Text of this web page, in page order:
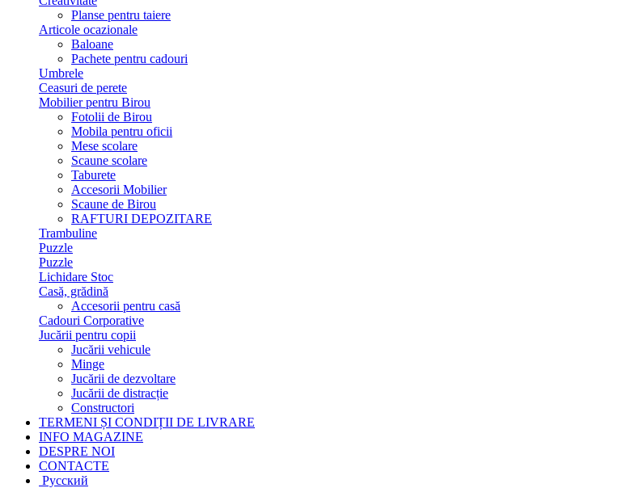
Planse pentru taiere
Articole ocazionale
Baloane
Pachete pentru cadouri
Umbrele
Ceasuri de perete
Mobilier pentru Birou
Fotolii de Birou
Mobila pentru oficii
Mese scolare
Scaune scolare
Taburete
Accesorii Mobilier
Scaune de Birou
RAFTURI DEPOZITARE
Trambuline
Puzzle
Puzzle
Lichidare Stoc
Casă, grădină
Accesorii pentru casă
Cadouri Corporative
Jucării pentru copii
Jucării vehicule
Minge
Jucării de dezvoltare
Jucării de distracție
Constructori
TERMENI ȘI CONDIȚII DE LIVRARE
INFO MAGAZINE
DESPRE NOI
CONTACTE
Русский